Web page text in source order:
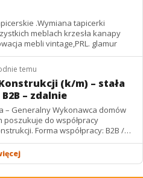
.Wymiana tapicerki
meblach krzesła kanapy
sofy fotele .renowacja mebli vintage,PRL. glamur
temu
(k/m) – stała
– zdalnie
– Generalny Wykonawca domów
do współpracy
B2B /
Wynagrodzenie: ✔